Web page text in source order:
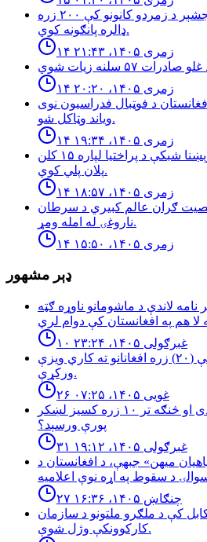
قزاقستاني پانګوال د پنجشېر د زمردو كانونو كې ٢٠٠ زره
ډالره پانګونه كوي.
۱۴ زمری ۱۴۰۵، ۲۱:۴۳
۱۴ زمری ۱۴۰۵، ۲۰:۲۰
د فوټبال فدراسیون نوی
ویاند وټاکل شو.
۱۴ زمری ۱۴۰۵، ۱۹:۳۴
ازبكستان د افغانستان د برېښنا شبكې د پراختيا لپاره ۱۵ كلن
پلان پلي كوي.
۱۴ زمری ۱۴۰۵، ۱۸:۵۷
ګران عالم كبيري د سرطان
ناروغۍ له امله ومړ.
۱۴ زمری ۱۴۰۵، ۱۵:۵۰
ډېر مشهور
نامه لاندې د ماشومانو ناوړه ګټه
۱۰ غبرګولی ۱۴۰۵، ۲۳:۲۴
تركيې د مالدارۍ په برخه كې (٢٠) زره افغانانو ته كاري ويزې
وركړې.
۲۶ غویی ۱۴۰۵، ۰۷:۲۵
جمعه خان فاتح څوک دی او څنګه تر ۱۰ زره کسیز لښکر
پورې ورسېد؟
۳۱ غبرګولی ۱۴۰۵، ۱۹:۱۲
میهن» جبهې، د افغانستان د
۲۷ چنګاښ ۱۴۰۵، ۱۶:۳۶
کې د ملګرو ملتونو د سازمان
کارکوونکې وژل شوې.